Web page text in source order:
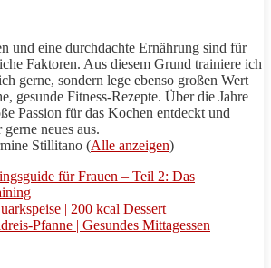
und eine durchdachte Ernährung sind für
Faktoren. Aus diesem Grund trainiere ich
gerne, sondern lege ebenso großen Wert
gesunde Fitness-Rezepte. Über die Jahre
Passion für das Kochen entdeckt und
neues aus.
Stillitano (Alle anzeigen)
für Frauen – Teil 2: Das
| 200 kcal Dessert
Pfanne | Gesundes Mittagessen